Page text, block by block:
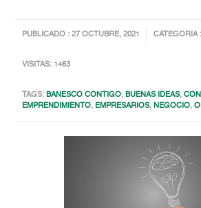
PUBLICADO : 27 OCTUBRE, 2021 CATEGORIA :
VISITAS: 1463
TAGS:BANESCO CONTIGO,BUENAS IDEAS,
EMPRENDIMIENTO, EMPRESARIOS,NEGOCIO,